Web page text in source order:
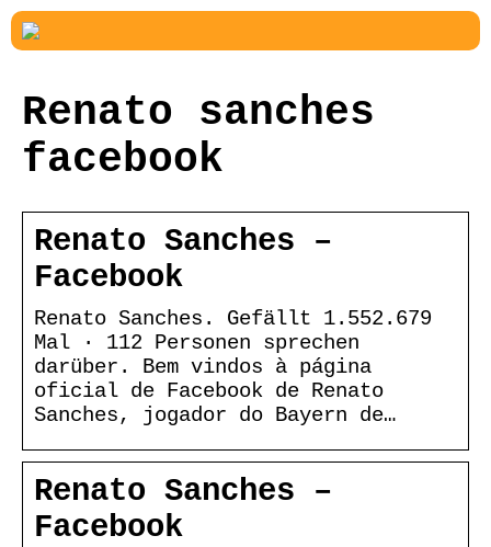
Renato sanches
facebook
Renato Sanches –
Facebook
Renato Sanches. Gefällt 1.552.679
Mal · 112 Personen sprechen
darüber. Bem vindos à página
oficial de Facebook de Renato
Sanches, jogador do Bayern de…
Renato Sanches –
Facebook